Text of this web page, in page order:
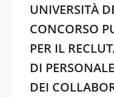
UNIVERSITÀ
CONCORSO
PER IL
DI
DEI